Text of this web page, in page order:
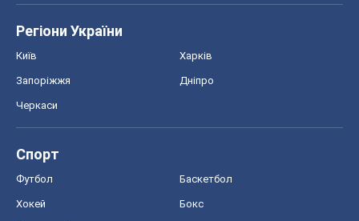
Регіони України
Київ Харків
Запоріжжя Дніпро
Черкаси
Спорт
Футбол Баскетбол
Хокей Бокс